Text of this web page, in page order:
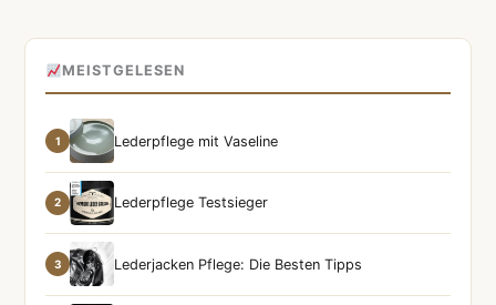
MEISTGELESEN
1 Lederpflege mit Vaseline
2 Lederpflege Testsieger
3 Lederjacken Pflege: Die Besten Tipps